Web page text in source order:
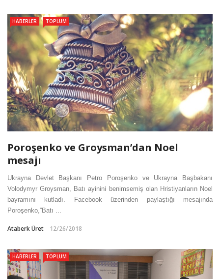
HABERLER TOPLUM
Poroşenko ve Groysman’dan Noel
mesajı
Ukrayna Devlet Başkanı Petro Poroşenko ve Ukrayna Başbakanı
Volodymyr Groysman, Batı ayinini benimsemiş olan Hristiyanların Noel
bayramını kutladı. Facebook üzerinden paylaştığı mesajında
Poroşenko,”Batı ...
Ataberk Üret 12/26/2018
HABERLER TOPLUM